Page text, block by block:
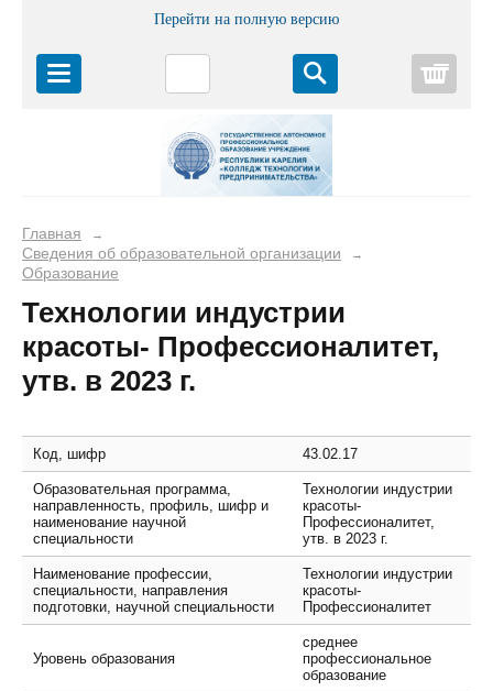
Перейти на полную версию
Главная →
Сведения об образовательной организации →
Образование
Технологии индустрии
красоты- Профессионалитет,
утв. в 2023 г.
Код, шифр 43.02.17
Образовательная программа,
направленность, профиль, шифр и
наименование научной
специальности
Технологии индустрии
красоты-
Профессионалитет,
утв. в 2023 г.
Наименование профессии,
специальности, направления
подготовки, научной специальности
Технологии индустрии
красоты-
Профессионалитет
Уровень образования
среднее
профессиональное
образование